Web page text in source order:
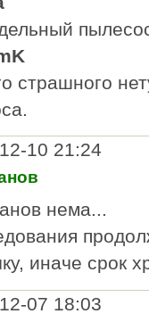
страшного
10 21:24
нема...
иначе срок
07 18:03